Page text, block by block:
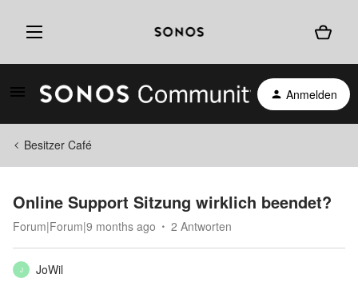
Anmelden
Besitzer Café
Online Support Sitzung wirklich beendet?
Forum|Forum|9 months ago 2 Antworten
J
JoWil